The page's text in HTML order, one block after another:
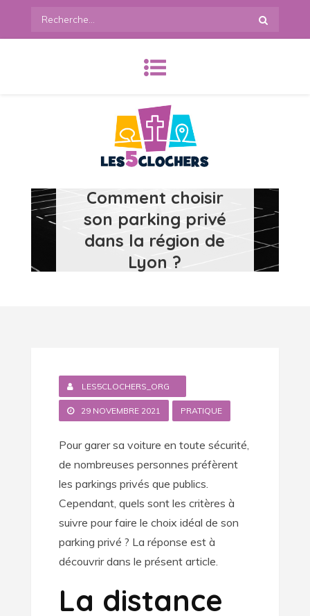
Recherche
:
les5clochers.orgComment choisir
son parking privé
dans la région de
Lyon ?
LES5CLOCHERS_ORG
29 NOVEMBRE 2021 PRATIQUE
Pour garer sa voiture en toute sécurité,
de nombreuses personnes préfèrent
les parkings privés que publics.
Cependant, quels sont les critères à
suivre pour faire le choix idéal de son
parking privé ? La réponse est à
découvrir dans le présent article.
La distance